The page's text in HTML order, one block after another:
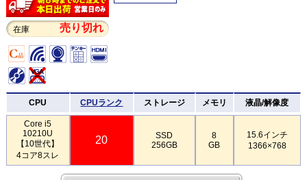
在庫 売り切れ
CPU CPUランク ストレージ メモリ 液晶/解像度
Core i5
10210U
【10世代】
4コア8スレ
20
SSD
256GB
8
GB
15.6インチ
1366×768